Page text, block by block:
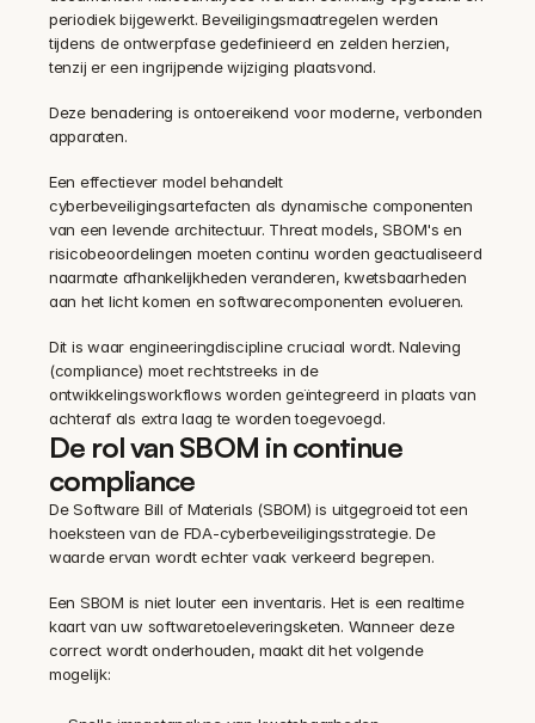
periodiek bijgewerkt. Beveiligingsmaatregelen werden
tijdens de ontwerpfase gedefinieerd en zelden herzien,
tenzij er een ingrijpende wijziging plaatsvond.
Deze benadering is ontoereikend voor moderne, verbonden
apparaten.
Een effectiever model behandelt
cyberbeveiligingsartefacten als dynamische componenten
van een levende architectuur. Threat models, SBOM's en
risicobeoordelingen moeten continu worden geactualiseerd
naarmate afhankelijkheden veranderen, kwetsbaarheden
aan het licht komen en softwarecomponenten evolueren.
Dit is waar engineeringdiscipline cruciaal wordt. Naleving
(compliance) moet rechtstreeks in de
ontwikkelingsworkflows worden geïntegreerd in plaats van
achteraf als extra laag te worden toegevoegd.
De rol van SBOM in continue
compliance
De Software Bill of Materials (SBOM) is uitgegroeid tot een
hoeksteen van de FDA-cyberbeveiligingsstrategie. De
waarde ervan wordt echter vaak verkeerd begrepen.
Een SBOM is niet louter een inventaris. Het is een realtime
kaart van uw softwaretoeleveringsketen. Wanneer deze
correct wordt onderhouden, maakt dit het volgende
mogelijk: